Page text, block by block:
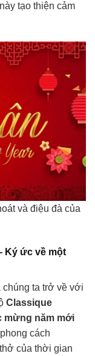
tạo thiện cảm
và điệu đà của
Ký ức về một
ta trở về với
Classique
mừng năm mới
cách
của thời gian